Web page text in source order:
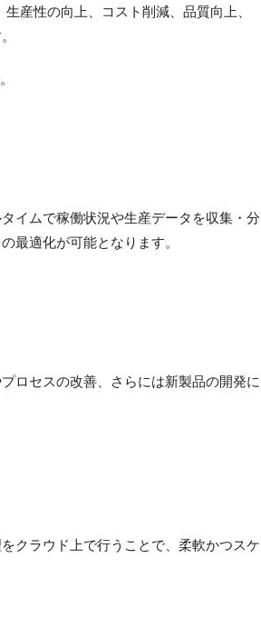
産性の向上、コスト削減、品質向上、
イムで稼働状況や生産データを収集・分
最適化が可能となります。
ロセスの改善、さらには新製品の開発に
クラウド上で行うことで、柔軟かつスケ